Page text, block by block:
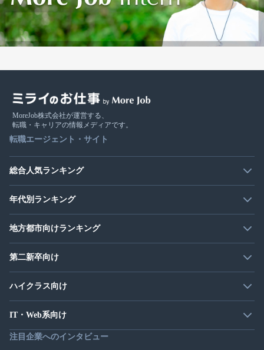
MoreJob株式会社が運営する、
転職・キャリアの情報メディアです。
転職エージェント・サイト
総合人気ランキング
年代別ランキング
地方都市向けランキング
第二新卒向け
ハイクラス向け
IT・Web系向け
注目企業へのインタビュー